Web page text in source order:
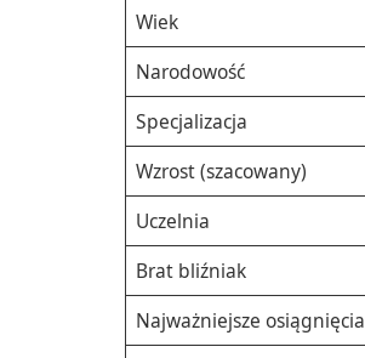
Wiek
Narodowość
Specjalizacja
Wzrost (szacowany)
Uczelnia
Brat bliźniak
Najważniejsze osiągnięcia